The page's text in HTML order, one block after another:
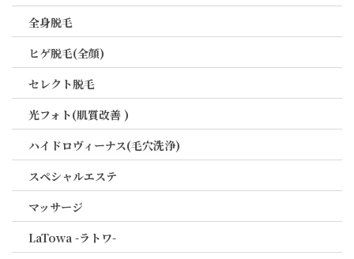
全身脱毛
ヒゲ脱毛(全顔)
セレクト脱毛
光フォト(肌質改善 )
ハイドロヴィーナス(毛穴洗浄)
スペシャルエステ
マッサージ
LaTowa -ラトワ-